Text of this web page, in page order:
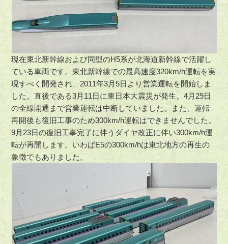
現在東北新幹線および同型のH5系が北海道新幹線で活躍し
ている車両です。東北新幹線での最高速度320km/h運転を実
現すべく開発され、2011年3月5日より営業運転を開始しま
した。直後である3月11日に東日本大震災が発生。4月29日
の全線開通まで営業運転は中断していました。また、運転
再開後も復旧工事のため300km/h運転はできませんでした。
9月23日の復旧工事完了に伴うダイヤ改正に伴い300km/h運
転が再開します。いわばE5の300km/hは東北地方の再生の
象徴でもありました。